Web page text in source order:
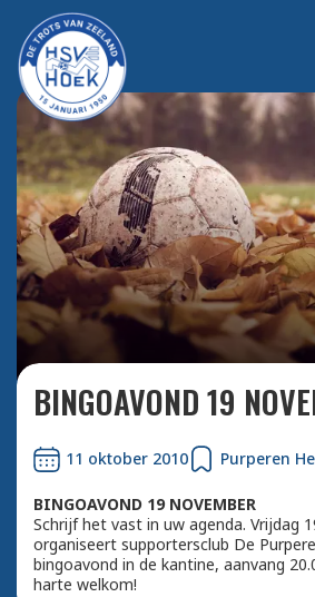
BINGOAVOND 19
11 oktober 2010 Purperen
BINGOAVOND 19 NOVEMBER
Schrijf het vast in uw agenda. Vrijdag
organiseert supportersclub De
bingoavond in de kantine, aanvang
harte welkom!